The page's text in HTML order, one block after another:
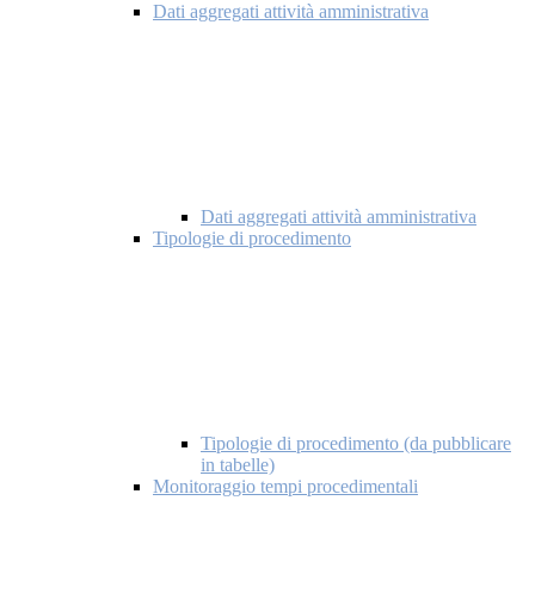
Dati aggregati attività amministrativa
Dati aggregati attività amministrativa
Tipologie di procedimento
Tipologie di procedimento (da pubblicare
in tabelle)
Monitoraggio tempi procedimentali